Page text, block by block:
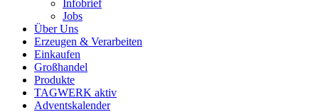
Infobrief
Jobs
Über Uns
Erzeugen & Verarbeiten
Einkaufen
Großhandel
Produkte
TAGWERK aktiv
Adventskalender